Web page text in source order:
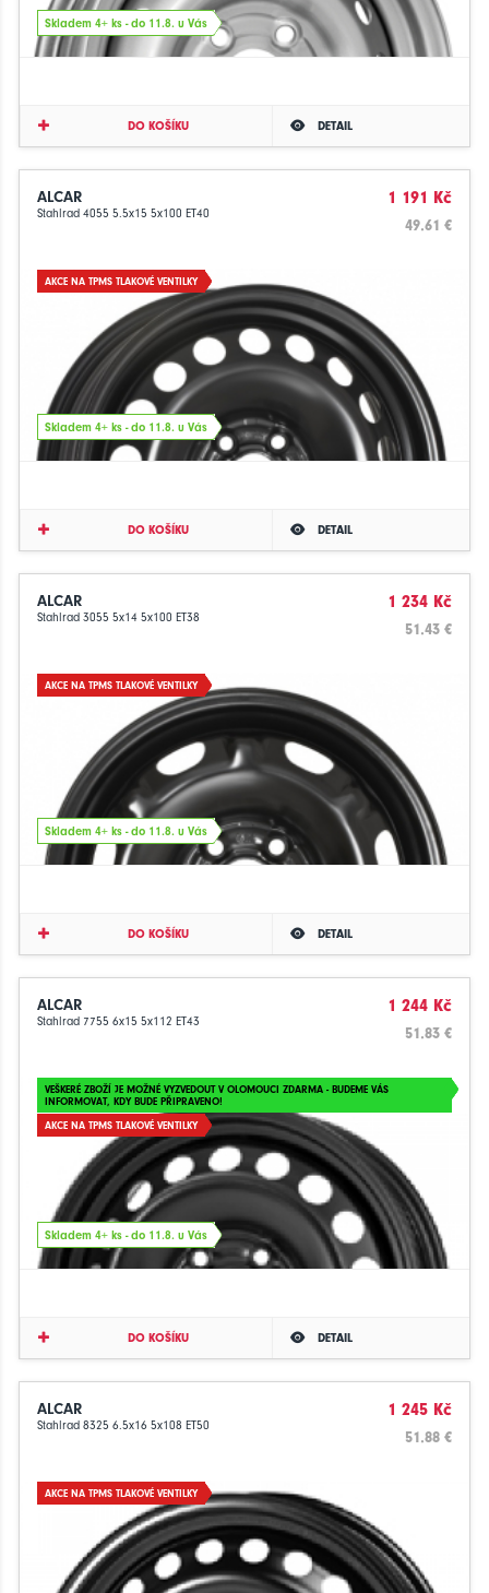
Skladem 4+ ks - do 11.8. u Vás
DO KOŠÍKU DETAIL
ALCAR
Stahlrad 4055 5.5x15 5x100 ET40
1 191 Kč
49.61 €
AKCE NA TPMS TLAKOVÉ VENTILKY
Skladem 4+ ks - do 11.8. u Vás
DO KOŠÍKU DETAIL
ALCAR
Stahlrad 3055 5x14 5x100 ET38
1 234 Kč
51.43 €
AKCE NA TPMS TLAKOVÉ VENTILKY
Skladem 4+ ks - do 11.8. u Vás
DO KOŠÍKU DETAIL
ALCAR
Stahlrad 7755 6x15 5x112 ET43
1 244 Kč
51.83 €
VEŠKERÉ ZBOŽÍ JE MOŽNÉ VYZVEDOUT V OLOMOUCI ZDARMA - BUDEME VÁS
INFORMOVAT, KDY BUDE PŘIPRAVENO!
AKCE NA TPMS TLAKOVÉ VENTILKY
Skladem 4+ ks - do 11.8. u Vás
DO KOŠÍKU DETAIL
ALCAR
Stahlrad 8325 6.5x16 5x108 ET50
1 245 Kč
51.88 €
AKCE NA TPMS TLAKOVÉ VENTILKY